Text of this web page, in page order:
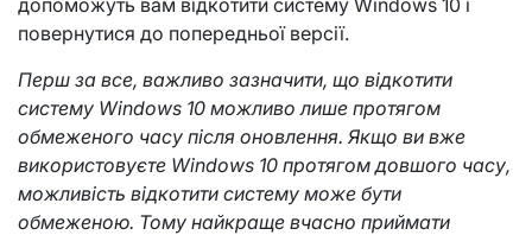
допоможуть вам відкотити систему Windows 10 і
повернутися до попередньої версії.
Перш за все, важливо зазначити, що відкотити
систему Windows 10 можливо лише протягом
обмеженого часу після оновлення. Якщо ви вже
використовуєте Windows 10 протягом довшого часу,
можливість відкотити систему може бути
обмеженою. Тому найкраще вчасно приймати